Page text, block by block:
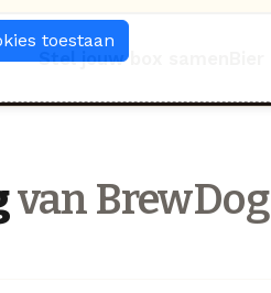
Stel jouw box samen
van BrewDog
toestaan